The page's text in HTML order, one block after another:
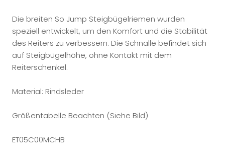
Die breiten So Jump Steigbügelriemen wurden
speziell entwickelt, um den Komfort und die Stabilität
des Reiters zu verbessern. Die Schnalle befindet sich
auf Steigbügelhöhe, ohne Kontakt mit dem
Reiterschenkel.
Material: Rindsleder
Größentabelle Beachten (Siehe Bild)
ET05C00MCHB